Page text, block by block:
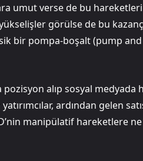
umut verse de bu
görülse de bu
bir pompa-boşalt (pump
alıp sosyal medyada
ardından gelen
manipülatif hareketlere